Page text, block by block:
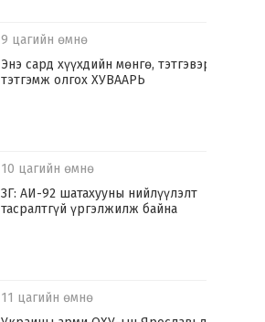
9 цагийн өмнө
Энэ сард хүүхдийн мөнгө, тэтгэвэр,
тэтгэмж олгох ХУВААРЬ
10 цагийн өмнө
ЗГ: АИ-92 шатахууны нийлүүлэлт
тасралтгүй үргэлжилж байна
11 цагийн өмнө